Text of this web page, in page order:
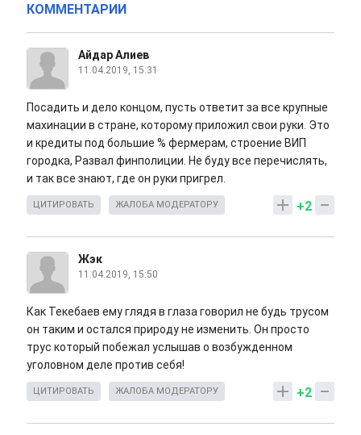
КОММЕНТАРИИ
Айдар Алиев
11.04.2019, 15:31
Посадить и дело концом, пусть ответит за все крупные
махинации в стране, которому приложил свои руки. Это
и кредиты под большие % фермерам, строение ВИП
городка, Развал финполиции. Не буду все перечислять,
и так все знают, где он руки пригрел.
+2
ЦИТИРОВАТЬ ЖАЛОБА МОДЕРАТОРУ
Жэк
11.04.2019, 15:50
Как Текебаев ему глядя в глаза говорил не будь трусом
он таким и остался природу не изменить. Он просто
трус который побежал услышав о возбужденном
уголовном деле против себя!
+2
ЦИТИРОВАТЬ ЖАЛОБА МОДЕРАТОРУ